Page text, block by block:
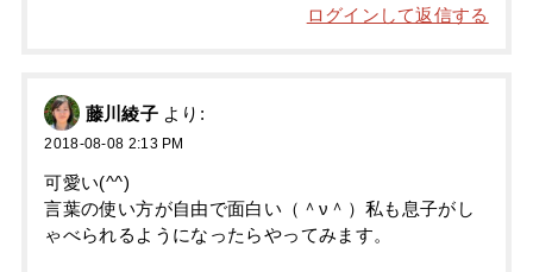
ログインして返信する
藤川綾子 より:
2018-08-08 2:13 PM
可愛い(^^)
言葉の使い方が自由で面白い（＾ν＾）私も息子がし
ゃべられるようになったらやってみます。